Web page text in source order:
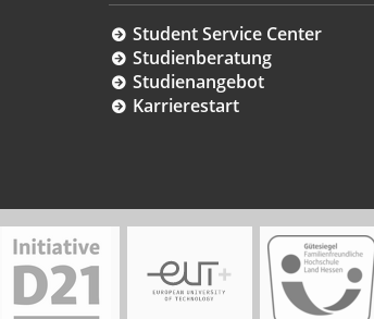
Student Service Center
Studienberatung
Studienangebot
Karrierestart